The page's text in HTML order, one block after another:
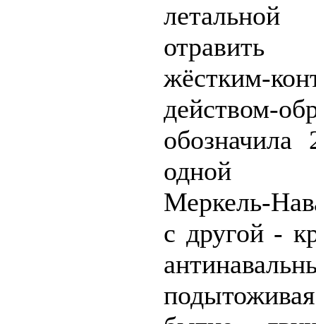
летальной
отравить
жёстким-
действом-
одной
Меркель-
с другой -